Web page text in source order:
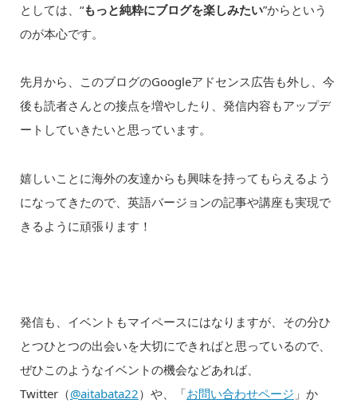
としては、“もっと純粋にブログを楽しみたい”からという
のが本心です。
先月から、このブログのGoogleアドセンス広告も外し、今
後も読者さんとの接点を増やしたり、発信内容もアップデ
ートしていきたいと思っています。
嬉しいことに海外の友達からも興味を持ってもらえるよう
になってきたので、英語バージョンの記事や講座も実現で
きるように頑張ります！
発信も、イベントもマイペースにはなりますが、その分ひ
とつひとつの出会いを大切にできればと思っているので、
ぜひこのようなイベントの機会などあれば、
Twitter（@aitabata22）や、「お問い合わせページ 」か